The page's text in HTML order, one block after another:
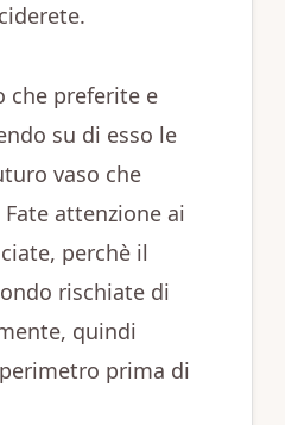
che preferite e
su di esso le
vaso che
attenzione ai
perchè il
rischiate di
quindi
prima di